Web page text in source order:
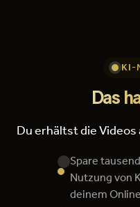
KI-
Das
Du erhältst die Videos
Spare
Nutzung von
deinem